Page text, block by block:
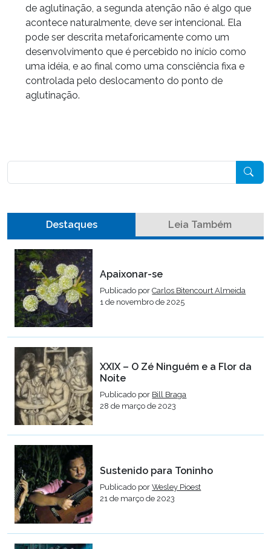
de aglutinação, a segunda atenção não é algo que
acontece naturalmente, deve ser intencional. Ela
pode ser descrita metaforicamente como um
desenvolvimento que é percebido no início como
uma idéia, e ao final como uma consciência fixa e
controlada pelo deslocamento do ponto de
aglutinação.
Destaques Leia Também
Apaixonar-se
Publicado porCarlos Bitencourt Almeida
1 de novembro de 2025
XXIX – O Zé Ninguém e a Flor da
Noite
Publicado por Bill Braga
28 de março de 2023
Sustenido para Toninho
Publicado porWesley Pioest
21 de março de 2023